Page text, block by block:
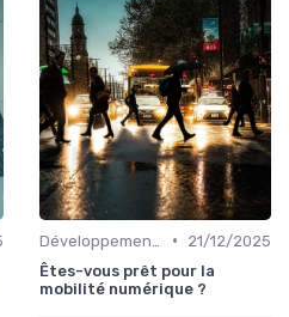
•
21/12/2025
Êtes-vous prêt pour la
mobilité numérique ?